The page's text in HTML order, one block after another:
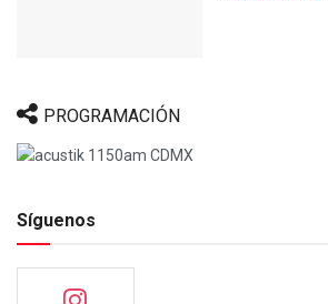
PROGRAMACIÓN
Síguenos